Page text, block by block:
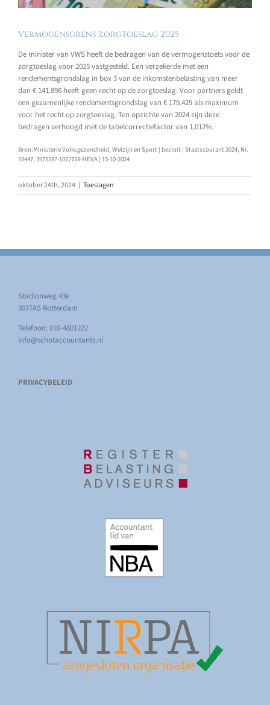
Vermogensgrens zorgtoeslag 2025
De minister van VWS heeft de bedragen van de vermogenstoets voor de
zorgtoeslag voor 2025 vastgesteld. Een verzekerde met een
rendementsgrondslag in box 3 van de inkomstenbelasting van meer
dan € 141.896 heeft geen recht op de zorgtoeslag. Voor partners geldt
een gezamenlijke rendementsgrondslag van € 179.429 als maximum
voor het recht op zorgtoeslag. Ten opzichte van 2024 zijn deze
bedragen verhoogd met de tabelcorrectiefactor van 1,012%.
Bron:Ministerie Volksgezondheid, Welzijn en Sport | besluit | Staatscourant 2024, Nr.
33447, 3975287-1072728-MEVA | 15-10-2024
oktober 24th, 2024 | Toeslagen
Stadionweg 43e
3077AS Rotterdam
Telefoon: 010-4801222
info@schotaccountants.nl
PRIVACYBELEID